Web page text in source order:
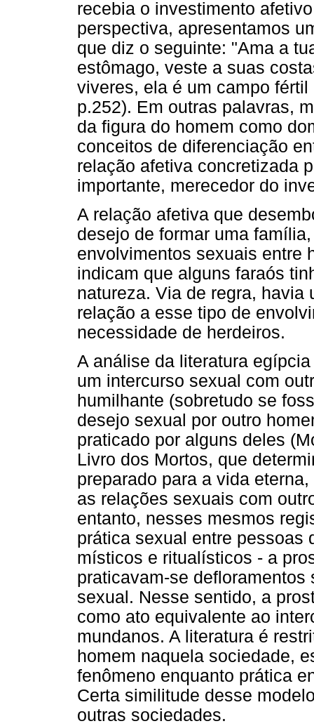
recebia o investimento
perspectiva, apresentamos
que diz o seguinte: "Ama a
estômago, veste a suas
viveres, ela é um campo
p.252). Em outras palavras,
da figura do homem como
conceitos de diferenciação
relação afetiva concretizada
importante, merecedor do
A relação afetiva que
desejo de formar uma
envolvimentos sexuais entre
indicam que alguns faraós
natureza. Via de regra,
relação a esse tipo de
necessidade de herdeiros.
A análise da literatura
um intercurso sexual com
humilhante (sobretudo se
desejo sexual por outro
praticado por alguns deles
Livro dos Mortos, que
preparado para a vida
as relações sexuais com
entanto, nesses mesmos
prática sexual entre pessoas
místicos e ritualísticos - a
praticavam-se
sexual. Nesse sentido, a
como ato equivalente ao
mundanos. A literatura é
homem naquela sociedade,
fenômeno enquanto prática
Certa similitude desse
outras sociedades.